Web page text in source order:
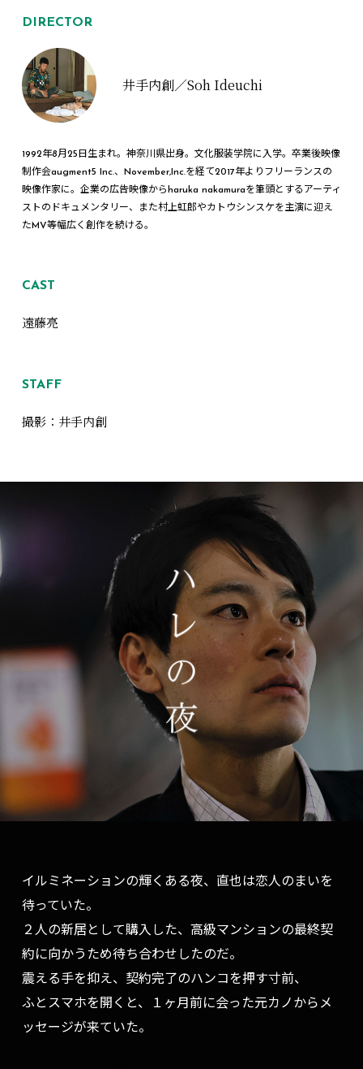
DIRECTOR
井手内創／Soh Ideuchi
1992年8月25日生まれ。神奈川県出身。文化服装学院に入学。卒業後映像
制作会augment5 Inc.、November,Inc.を経て2017年よりフリーランスの
映像作家に。企業の広告映像からharuka nakamuraを筆頭とするアーティ
ストのドキュメンタリー、また村上虹郎やカトウシンスケを主演に迎え
たMV等幅広く創作を続ける。
CAST
遠藤亮
STAFF
撮影：井手内創
イルミネーションの輝くある夜、直也は恋人のまいを
待っていた。
２人の新居として購入した、高級マンションの最終契
約に向かうため待ち合わせしたのだ。
震える手を抑え、契約完了のハンコを押す寸前、
ふとスマホを開くと、１ヶ月前に会った元カノからメ
ッセージが来ていた。